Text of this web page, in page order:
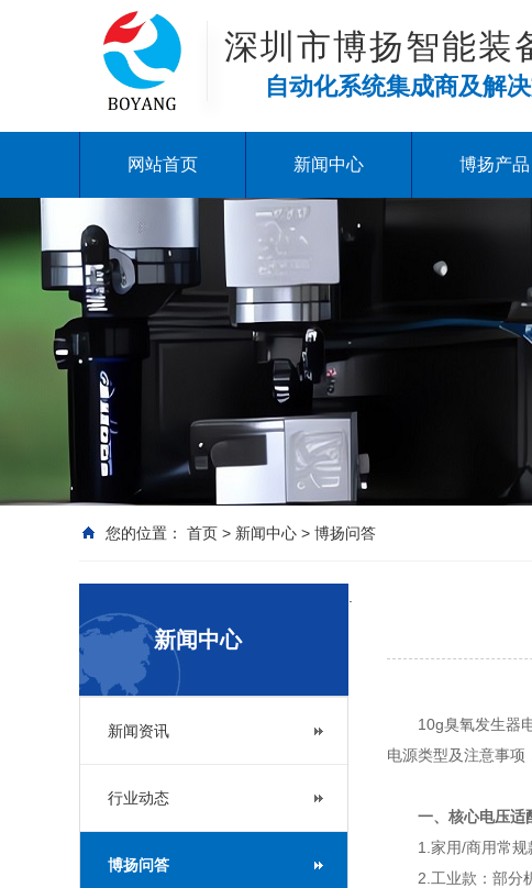
深圳市博扬智能装
自动化系统集成商及解
网站首页 新闻中心 博扬产品
您的位置： 首页 > 新闻中心 > 博扬问答
新闻中心
新闻资讯
行业动态
博扬问答
10g臭氧发生器
电源类型及注意事项
一、核心电压适
1.家用/商用常规
2.工业款：部分